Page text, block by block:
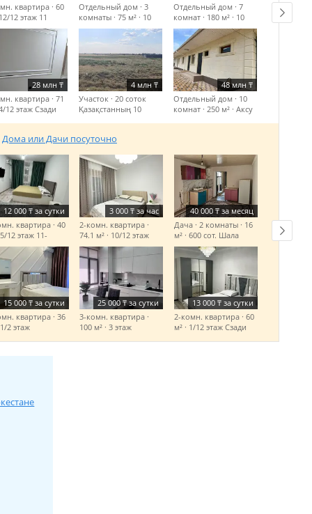
квартира · 60
12 этаж 11
28 млн ₸
квартира · 71
12 этаж Сзади
Отдельный дом · 3
комнаты · 75 м² · 10
сот.Арыстанбаб-
Рядом магазин ,аты
4 млн ₸
Участок · 20 соток
Қазақстанның 10
Отдельный дом · 7
комнат · 180 м² · 10
сот.Қарсақты-Мкр
Сауран
48 млн ₸
Отдельный дом · 10
комнат · 250 м² · Аксу
Дома или Дачи посуточно
12 000 ₸ за сутки
квартира · 40
12 этаж 11-
акимат
15 000₸ за сутки
квартира · 36
2 этаж
3 000₸ за час
2-комн. квартира ·
74.1 м² · 10/12 этаж
Сзади Обл. Акимата-
Жк Нурсултан-сити
25 000₸ за сутки
3-комн. квартира ·
100 м² · 3 этаж
40 000 ₸ за месяц
Дача · 2 комнаты · 16
м² · 600 сот. Шала
бақсы-ЛК питак
13 000 ₸ за сутки
2-комн. квартира · 60
м² · 1/12 этаж Сзади